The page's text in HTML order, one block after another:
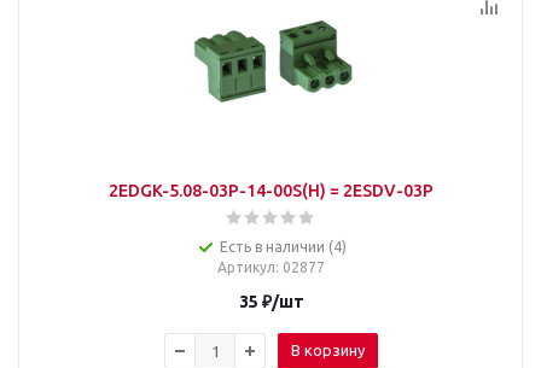
2EDGK-5.08-03P-14-00S(H) = 2ESDV-03P
Есть в наличии (4)
Артикул: 02877
35 ₽/шт
В корзину